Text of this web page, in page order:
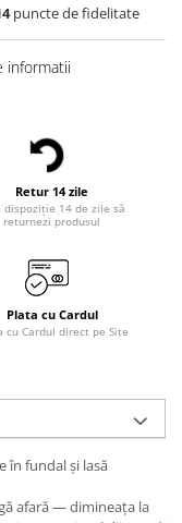
puncte de fidelitate
informatii
Retur 14 zile
dispoziție 14 de zile să
returnezi produsul
Plata cu Cardul
cu Cardul direct pe Site
în fundal și lasă
afară — dimineața la